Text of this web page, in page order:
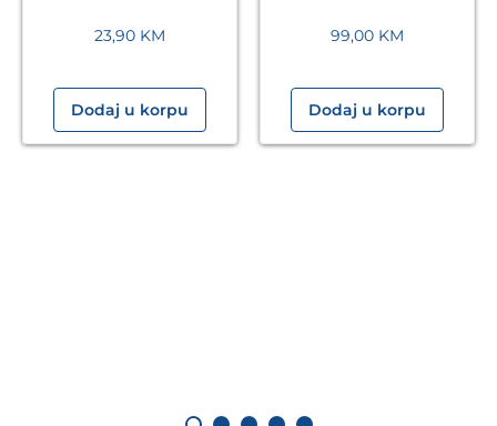
23,90 KM
Dodaj u korpu
99,00 KM
Dodaj u korpu